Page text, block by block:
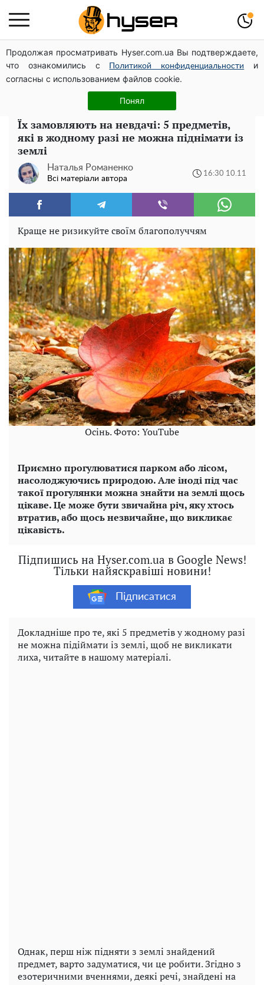
Продолжая просматривать Hyser.com.ua Вы подтверждаете,
что ознакомились с
Политикой конфиденциальности
и
согласны с использованием файлов cookie.
Понял
Гола Олена Тополя у цікавих позах змусила відвисати
щелепи: злив відео – було лише початком
Повністю гола Анна Трінчер блиснула "принадами":
таких розмірів ви ще не бачили
Їх замовляють на невдачі: 5 предметів,
які в жодному разі не можна піднімати із
землі
Наталья Романенко
Всі матеріали автора
16:30 10.11
Краще не ризикуйте своїм благополуччям
Осінь. Фото: YouTube
Приємно прогулюватися парком або лісом,
насолоджуючись природою. Але іноді під час
такої прогулянки можна знайти на землі щось
цікаве. Це може бути звичайна річ, яку хтось
втратив, або щось незвичайне, що викликає
цікавість.
Підпишись на Hyser.com.ua в Google News!
Тільки найяскравіші новини!
Підписатися
Докладніше про те, які 5 предметів у жодному разі
не можна підіймати із землі, щоб не викликати
лиха, читайте в нашому матеріалі.
Однак, перш ніж підняти з землі знайдений
предмет, варто задуматися, чи це робити. Згідно з
езотеричними вченнями, деякі речі, знайдені на